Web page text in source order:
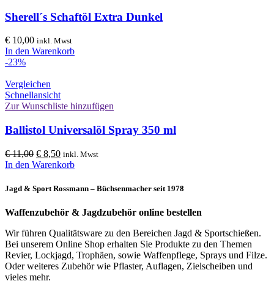
Sherell´s Schaftöl Extra Dunkel
€ 10,00 inkl. Mwst
In den Warenkorb
-23%
Vergleichen
Schnellansicht
Zur Wunschliste hinzufügen
Ballistol Universalöl Spray 350 ml
€11,00 Ursprünglicher
Preis
€ 11,00
€ 8,50Aktueller
Preis
€ 8,50.
inkl. Mwst
In den Warenkorb
Jagd & Sport Rossmann – Büchsenmacher seit 1978
Waffenzubehör & Jagdzubehör online bestellen
Wir führen Qualitätsware zu den Bereichen Jagd & Sportschießen.
Bei unserem Online Shop erhalten Sie Produkte zu den Themen
Revier, Lockjagd, Trophäen, sowie Waffenpflege, Sprays und Filze.
Oder weiteres Zubehör wie Pflaster, Auflagen, Zielscheiben und
vieles mehr.